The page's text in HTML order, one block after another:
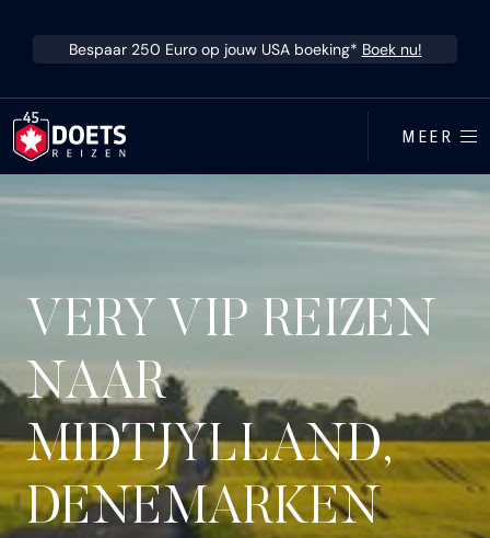
Bespaar 250 Euro op jouw USA boeking* Boek nu!
MEER
VERY VIP REIZEN
NAAR
MIDTJYLLAND,
DENEMARKEN